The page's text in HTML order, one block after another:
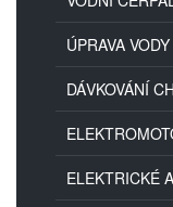
ÚPRAVA VODY
DÁVKOVÁNÍ
ELEKTRICKÉ